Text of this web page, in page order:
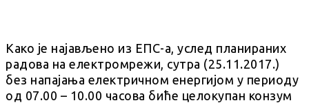
Како је најављено из ЕПС-а, услед планираних
радова на електромрежи, сутра (25.11.2017.)
без напајања електричном енергијом у периоду
од 07.00 – 10.00 часова биће целокупан конзум